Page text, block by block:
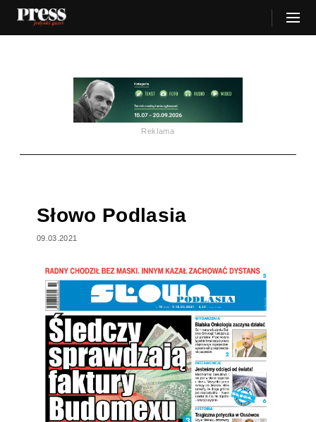
Reklama
Słowo Podlasia
09.03.2021